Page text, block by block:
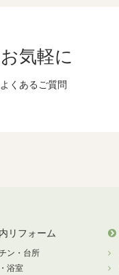
気軽に
よくあるご質問
リフォーム
ン・台所
浴室